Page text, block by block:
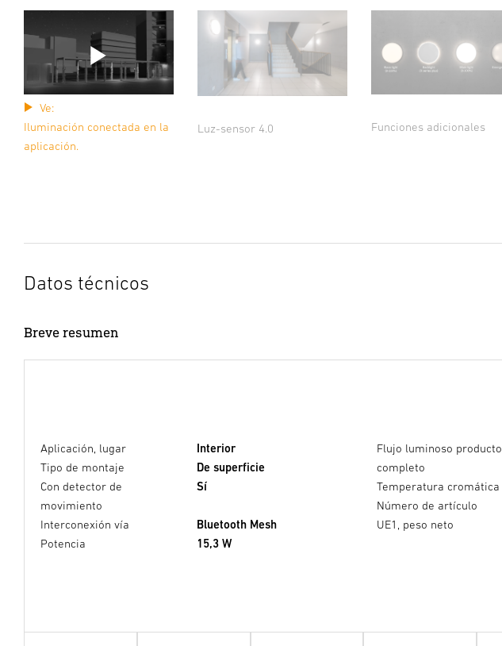
Ve:
Iluminación conectada en la
aplicación.
Luz-sensor 4.0 Funciones adicionales
Datos técnicos
Breve resumen
Aplicación, lugar
Interior
Tipo de montaje
De superficie
Con detector de
movimiento
Sí
Interconexión vía
Bluetooth Mesh
Potencia
15,3 W
Flujo luminoso producto
completo
Temperatura cromática
Número de artículo
UE1, peso neto